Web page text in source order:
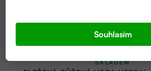
Souhlasím
hodnocení
SKLADEM